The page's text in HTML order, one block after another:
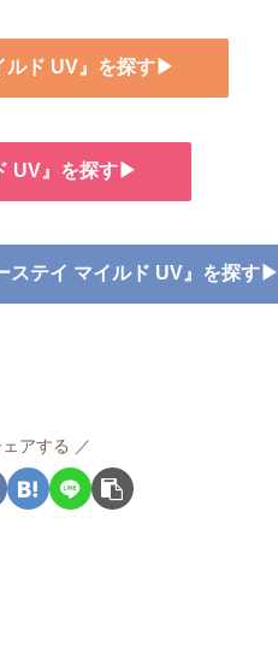
ルド UV』を探す▶
UV』を探す▶
ステイ マイルド UV』を探す▶
アする